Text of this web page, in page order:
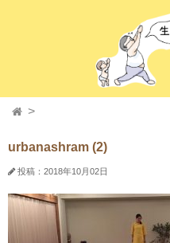
urbanashram (2)
投稿：2018年10月02日